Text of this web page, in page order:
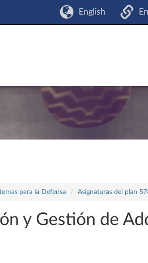
English
para la Defensa Asignaturas del plan
y Gestión de